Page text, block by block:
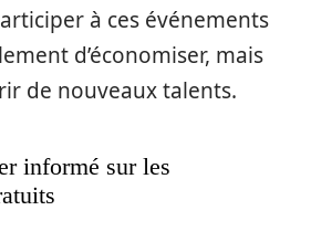
à ces événements
d’économiser, mais
de nouveaux talents.
informé sur les